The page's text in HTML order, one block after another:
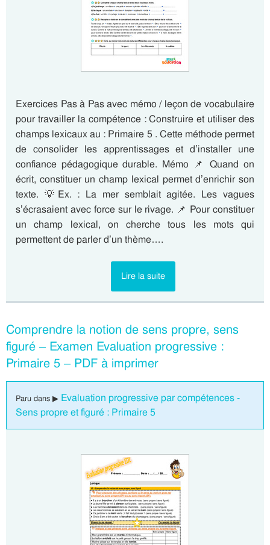
Exercices Pas à Pas avec mémo / leçon de vocabulaire
pour travailler la compétence : Construire et utiliser des
champs lexicaux au : Primaire 5 . Cette méthode permet
de consolider les apprentissages et d’installer une
confiance pédagogique durable. Mémo 📌 Quand on
écrit, constituer un champ lexical permet d’enrichir son
texte. 💡Ex. : La mer semblait agitée. Les vagues
s’écrasaient avec force sur le rivage. 📌 Pour constituer
un champ lexical, on cherche tous les mots qui
permettent de parler d’un thème….
Lire la suite
Comprendre la notion de sens propre, sens
figuré – Examen Evaluation progressive :
Primaire 5 – PDF à imprimer
Paru dans ▶ Evaluation progressive par compétences -
Sens propre et figuré : Primaire 5